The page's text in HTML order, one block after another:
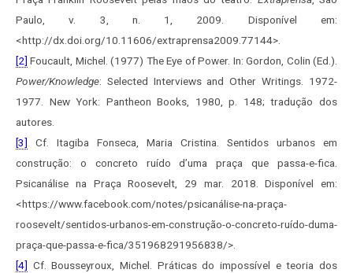
Paulo, v. 3, n. 1, 2009. Disponível em:
<http://dx.doi.org/10.11606/extraprensa2009.77144>.
[2] Foucault, Michel. (1977) The Eye of Power. In: Gordon, Colin (Ed.).
Power/Knowledge: Selected Interviews and Other Writings. 1972-
1977. New York: Pantheon Books, 1980, p. 148; tradução dos
autores.
[3]
Cf. Itagiba Fonseca, Maria Cristina. Sentidos urbanos em
construção: o concreto ruído d’uma praça que passa-e-fica.
Psicanálise na Praça Roosevelt, 29 mar. 2018. Disponível em:
<https://www.facebook.com/notes/psicanálise-na-praça-
roosevelt/sentidos-urbanos-em-construção-o-concreto-ruído-duma-
praça-que-passa-e-fica/351968291956838/>.
[4] Cf. Bousseyroux, Michel. Práticas do impossível e teoria dos